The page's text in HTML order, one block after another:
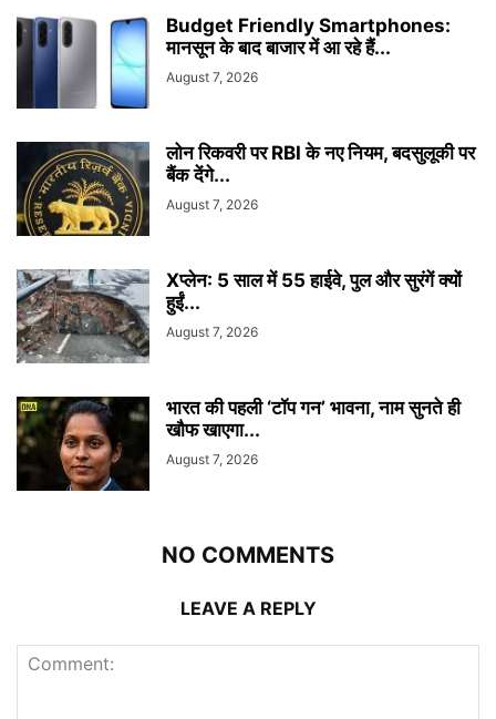
Budget Friendly Smartphones:
मानसून के बाद बाजार में आ रहे हैं...
August 7, 2026
लोन रिकवरी पर RBI के नए नियम, बदसुलूकी पर
बैंक देंगे...
August 7, 2026
Xप्लेन: 5 साल में 55 हाईवे, पुल और सुरंगें क्यों
हुईं...
August 7, 2026
भारत की पहली ‘टॉप गन’ भावना, नाम सुनते ही
खौफ खाएगा...
August 7, 2026
NO COMMENTS
LEAVE A REPLY